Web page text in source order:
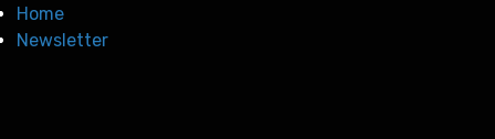
Home
Newsletter